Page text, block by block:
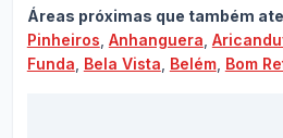
Áreas próximas que também
Pinheiros Anhanguera
Funda Bela Vista Belém, Bom